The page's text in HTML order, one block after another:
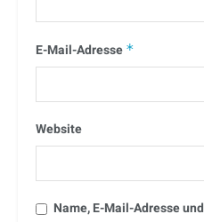
E-Mail-Adresse *
Website
Name, E-Mail-Adresse